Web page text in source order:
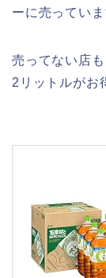
ーに売っていま
売ってない店
2リットルがお